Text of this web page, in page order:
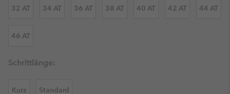
32 AT 34 AT 36 AT 38 AT 40 AT 42 AT 44 AT
46 AT
Schrittlänge:
Kurz Standard